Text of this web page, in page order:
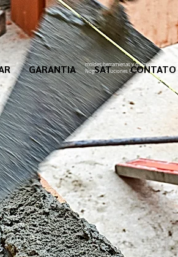
moldes,herramienas y químicos para la
Nogosa Soluciones Constructivas
GARANTIA SAT CONTATO